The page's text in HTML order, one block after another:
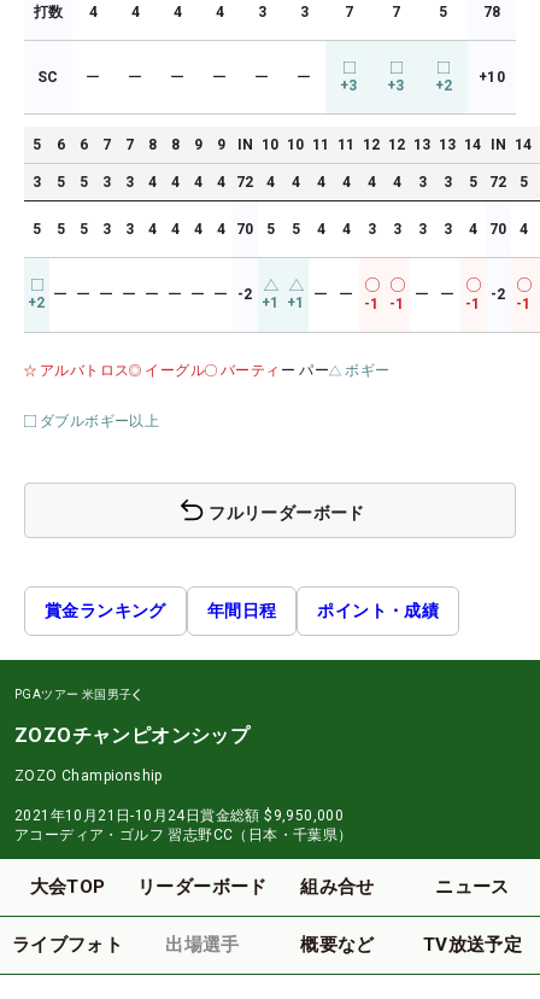
打数 4 4 4 4 3 3 7 7 5 78
SC ー ー ー ー ー ー +3 +3 +2 +10
5 6 6 7 7 8 8 9 9 IN 10 10 11 11 12 12 13 13 14 IN 14
3 5 5 3 3 4 4 4 4 72 4 4 4 4 4 4 3 3 5 72 5
5 5 5 3 3 4 4 4 4 70 5 5 4 4 3 3 3 3 4 70 4
+2 ー ー ー ー ー ー ー ー -2 +1 +1 ー ー
-1 -1
ー ー
-1
-2
-1
アルバトロス イーグル バーティ ー パー ボギー
ダブルボギー以上
フルリーダーボード
賞金ランキング 年間日程 ポイント・成績
PGAツアー 米国男子
ZOZOチャンピオンシップ
ZOZO Championship
2021年10月21日-10月24日賞金総額 $9,950,000
アコーディア・ゴルフ 習志野CC（日本・千葉県）
大会TOP リーダーボード 組み合せ ニュース
ライブフォト 出場選手 概要など TV放送予定